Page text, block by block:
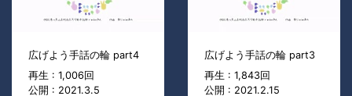
広げよう手話の輪 part4
再生 : 1,006回
公開 : 2021.3.5
広げよう手話の輪 part3
再生 : 1,843回
公開 : 2021.2.15